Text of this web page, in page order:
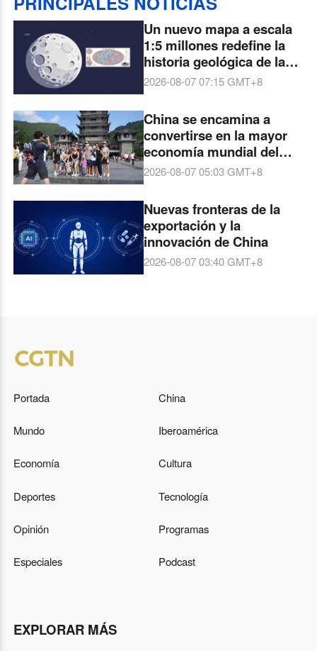
Un nuevo mapa a escala
1:5 millones redefine la
historia geológica de la
Luna
2026-08-07 07:15GMT+8
China se encamina a
convertirse en la mayor
economía mundial del
turismo durante la
2026-08-07 05:03GMT+8
Nuevas fronteras de la
exportación y la
innovación de China
2026-08-07 03:40GMT+8
Portada China
Mundo Iberoamérica
Economía Cultura
Deportes Tecnología
Opinión Programas
Especiales Podcast
EXPLORAR MÁS